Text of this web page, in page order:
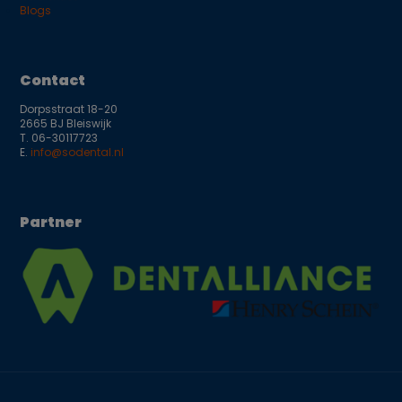
Blogs
Contact
Dorpsstraat 18-20
2665 BJ Bleiswijk
T. 06-30117723
E. info@sodental.nl
Partner